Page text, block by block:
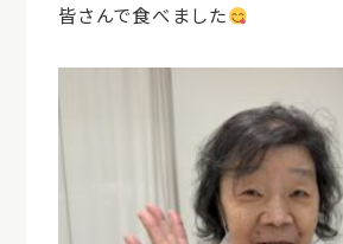
皆さんで食べました